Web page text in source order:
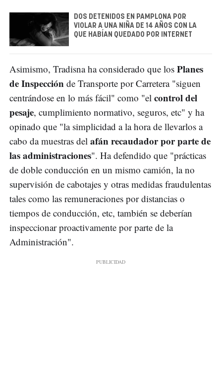
DOS DETENIDOS EN PAMPLONA POR
VIOLAR A UNA NIÑA DE 14 AÑOS CON LA
QUE HABÍAN QUEDADO POR INTERNET
Asimismo, Tradisna ha considerado que los Planes
de Inspección de Transporte por Carretera "siguen
centrándose en lo más fácil" como "el control del
pesaje, cumplimiento normativo, seguros, etc" y ha
opinado que "la simplicidad a la hora de llevarlos a
cabo da muestras del afán recaudador por parte de
las administraciones". Ha defendido que "prácticas
de doble conducción en un mismo camión, la no
supervisión de cabotajes y otras medidas fraudulentas
tales como las remuneraciones por distancias o
tiempos de conducción, etc, también se deberían
inspeccionar proactivamente por parte de la
Administración".